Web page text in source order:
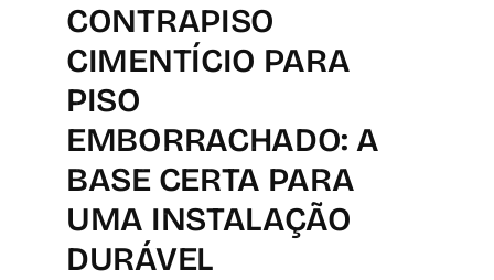
CONTRAPISO
CIMENTÍCIO PARA
PISO
EMBORRACHADO: A
BASE CERTA PARA
UMA INSTALAÇÃO
DURÁVEL